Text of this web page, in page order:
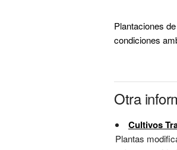
Plantaciones
condiciones
Otra
Cultivos
Plantas